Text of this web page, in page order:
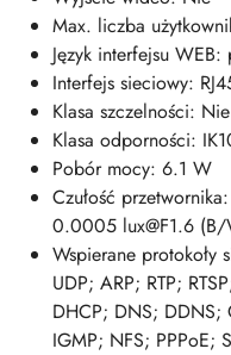
Max. liczba
Język interfejsu WEB:
Interfejs sieciowy:
Klasa szczelności:
Klasa odporności:
Pobór mocy: 6.1 W
Czułość
0.0005 lux@F1.6
Wspierane protokoły
UDP; ARP; RTP;
DHCP; DNS; DDNS;
IGMP; NFS; PPPoE;